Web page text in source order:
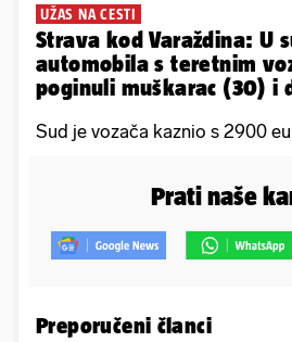
UŽAS NA CESTI
Strava kod Varaždina: U
automobila s teretnim
poginuli muškarac (30) i
Sud je vozača kaznio s 2900
Prati naše
Preporučeni članci